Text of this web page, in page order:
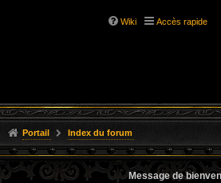
Wiki Accès rapide
Portail Index du forum
Message de